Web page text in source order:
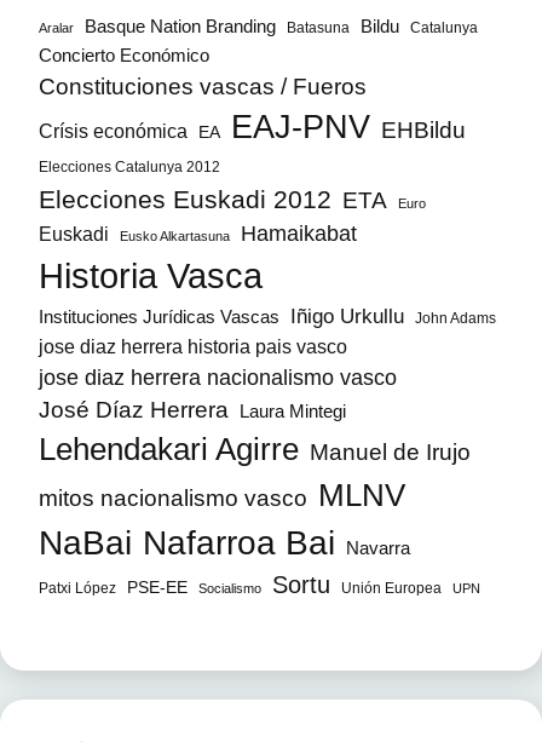
Aralar Basque Nation Branding Batasuna Bildu Catalunya
Concierto Económico
Constituciones vascas / Fueros
Crísis económica EA EAJ-PNV EHBildu
Elecciones Catalunya 2012
Elecciones Euskadi 2012 ETA Euro
Euskadi Eusko Alkartasuna Hamaikabat
Historia Vasca
Instituciones Jurídicas Vascas Iñigo Urkullu John Adams
jose diaz herrera historia pais vasco
jose diaz herrera nacionalismo vasco
José Díaz Herrera Laura Mintegi
Lehendakari Agirre Manuel de Irujo
mitos nacionalismo vasco MLNV
NaBai Nafarroa Bai Navarra
Patxi López PSE-EE Socialismo Sortu Unión Europea UPN